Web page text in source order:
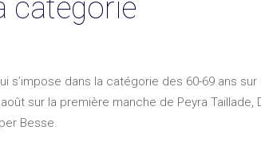
catégorie
s’impose dans la catégorie des 60-69 ans
sur la première manche de Peyra
Besse.